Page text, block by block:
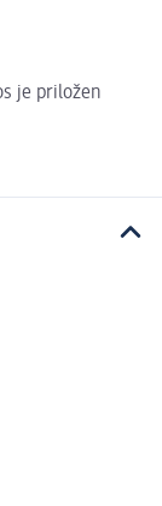
je priložen